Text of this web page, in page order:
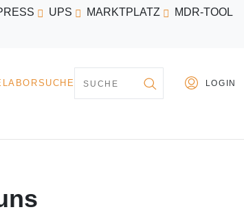
UPS MARKTPLATZ MDR-TOOL